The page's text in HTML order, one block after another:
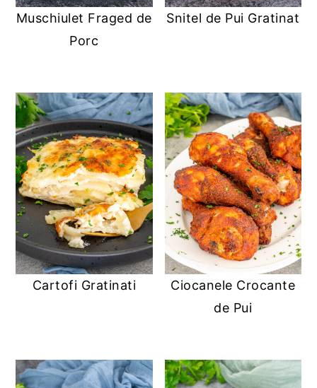
Muschiulet Fraged de
Porc
Snitel de Pui Gratinat
Cartofi Gratinati
Ciocanele Crocante
de Pui